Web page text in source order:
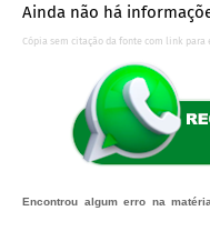
Ainda não há
Cópia sem citação da fonte com link para
Encontrou algum erro na